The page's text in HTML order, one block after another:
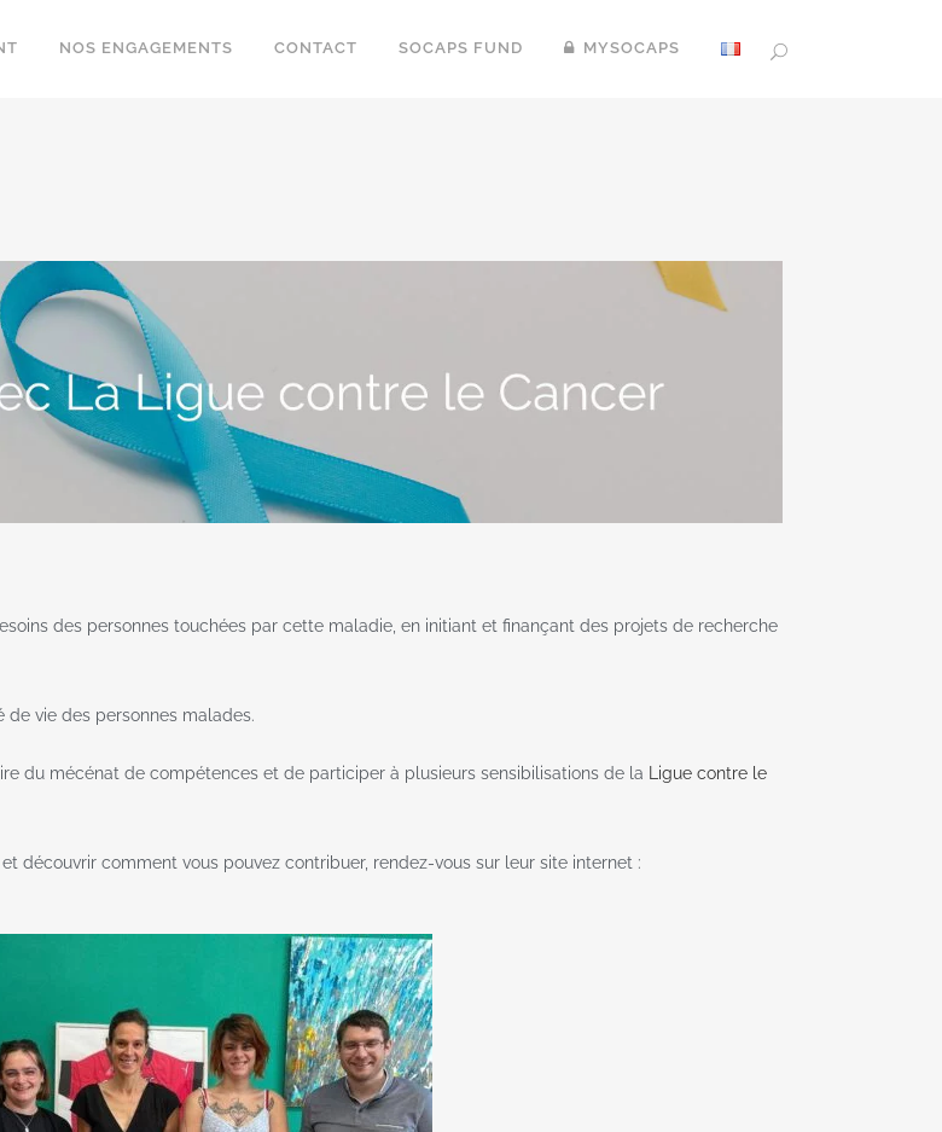
NOS ENGAGEMENTS CONTACT SOCAPS FUND MYSOCAPS
des personnes touchées par cette maladie, en initiant et finançant des projets de recherche
vie des personnes malades.
du mécénat de compétences et de participer à plusieurs sensibilisations de la Ligue contre le
découvrir comment vous pouvez contribuer, rendez-vous sur leur site internet :